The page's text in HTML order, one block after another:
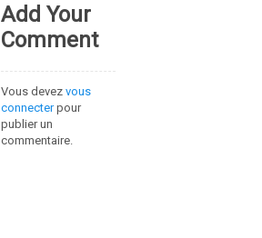
Add Your
Comment
Vous devez vous
connecterpour
publier un
commentaire.